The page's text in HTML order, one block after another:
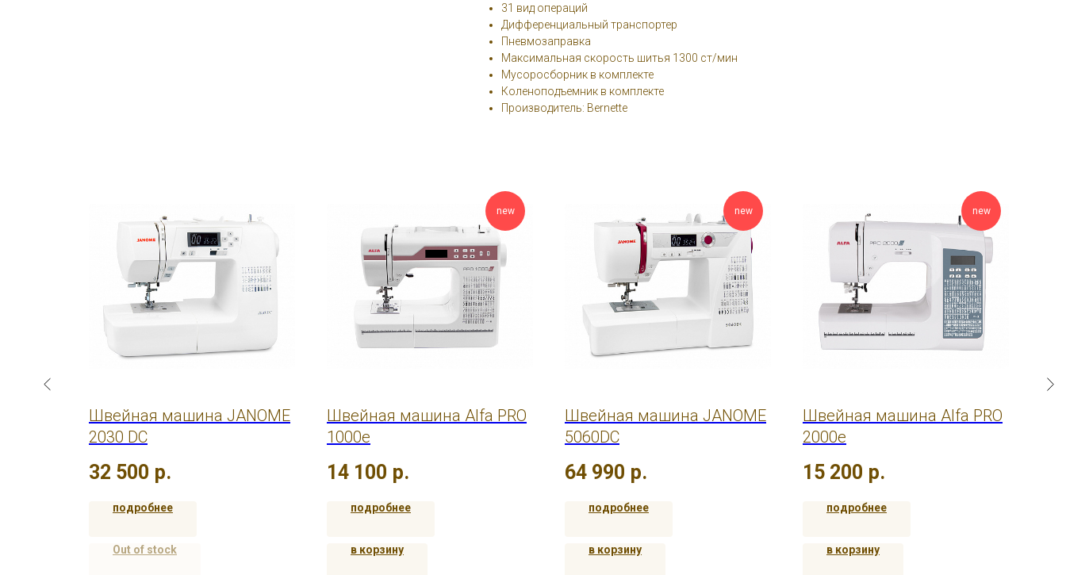
31 вид операций
Дифференциальный транспортер
Пневмозаправка
Максимальная скорость шитья 1300 ст/мин
Мусоросборник в комплекте
Коленоподъемник в комплекте
Производитель: Bernette
Швейная машина JANOME
2030 DC
32 500 р.
подробнее
Out of stock
new
Швейная машина Alfa PRO
1000e
14 100 р.
подробнее
в корзину
new
Швейная машина JANOME
5060DC
64 990 р.
подробнее
в корзину
new
Швейная машина Alfa PRO
2000e
15 200 р.
подробнее
в корзину